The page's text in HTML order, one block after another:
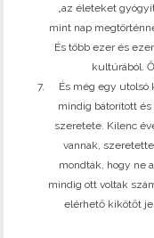
„az életeket
mint nap
És több ezer és
kultúrából.
És még egy utolsó
mindig bátorított
szeretete. Kilenc
vannak,
mondták, hogy ne
mindig ott voltak
elérhető kikötőt